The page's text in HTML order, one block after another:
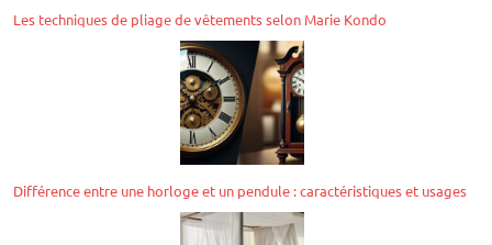
Les techniques de pliage de vêtements selon Marie Kondo
Différence entre une horloge et un pendule : caractéristiques et usages